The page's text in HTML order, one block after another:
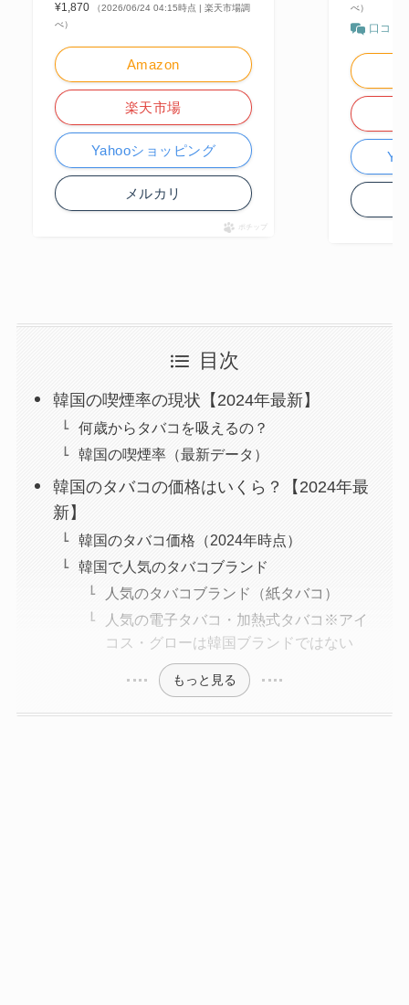
¥1,870
（2026/06/24 04:15時点 | 楽天市場調
べ）
Amazon
楽天市場
Yahooショッピング
メルカリ
ポチップ
べ）
口コミ
目次
韓国の喫煙率の現状【2024年最新】
何歳からタバコを吸えるの？
韓国の喫煙率（最新データ）
韓国のタバコの価格はいくら？【2024年最
新】
韓国のタバコ価格（2024年時点）
韓国で人気のタバコブランド
人気のタバコブランド（紙タバコ）
人気の電子タバコ・加熱式タバコ※アイ
コス・グローは韓国ブランドではない
もっと見る